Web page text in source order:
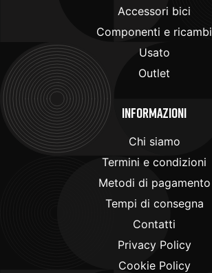
Accessori bici
Componenti e ricambi
Usato
Outlet
Informazioni
Chi siamo
Termini e condizioni
Metodi di pagamento
Tempi di consegna
Contatti
Privacy Policy
Cookie Policy